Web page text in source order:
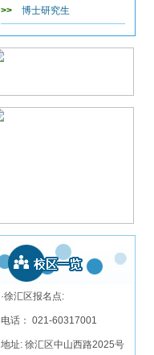
>> 博士研究生
·徐汇区报名点:
电话： 021-60317001
地址: 徐汇区中山西路2025号